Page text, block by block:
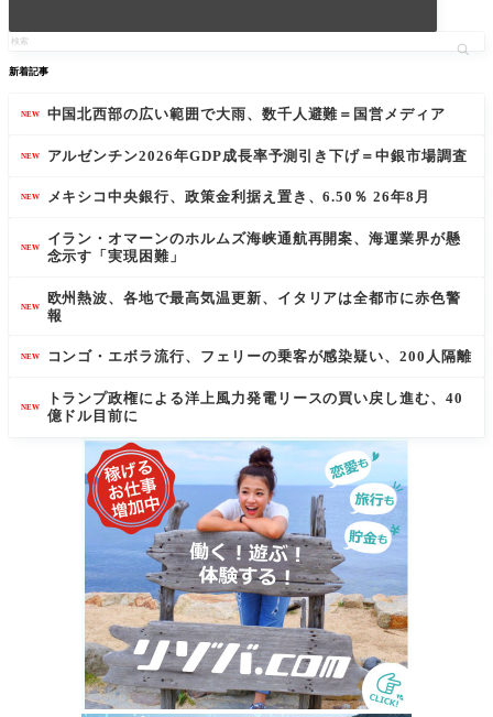
新着記事
NEW 中国北西部の広い範囲で大雨、数千人避難＝国営メディア
NEW アルゼンチン2026年GDP成長率予測引き下げ＝中銀市場調査
NEW メキシコ中央銀行、政策金利据え置き、6.50％ 26年8月
NEW
イラン・オマーンのホルムズ海峡通航再開案、海運業界が懸
念示す「実現困難」
NEW
欧州熱波、各地で最高気温更新、イタリアは全都市に赤色警
報
NEW コンゴ・エボラ流行、フェリーの乗客が感染疑い、200人隔離
NEW
トランプ政権による洋上風力発電リースの買い戻し進む、40
億ドル目前に